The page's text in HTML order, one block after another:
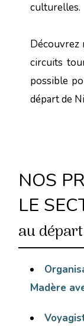
culturelles.
Découvrez
circuits
possible
départ de
NOS
LE
au
Madère